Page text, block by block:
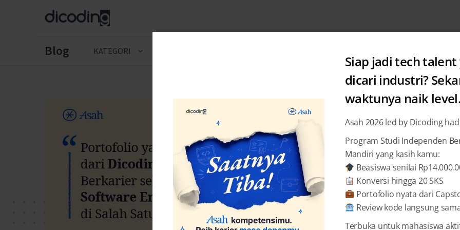
Blog KATEGORI
Peroleh
dari
Siap jadi tech talent
dicari industri?
waktunya naik level.
Asah 2026 led by Dicoding
Program Studi Independen
Mandiri yang kasih kamu:
Beasiswa senilai
Konversi hingga 20 SKS
Portofolio nyata dari
Review kode langsung
Terbuka untuk mahasiswa